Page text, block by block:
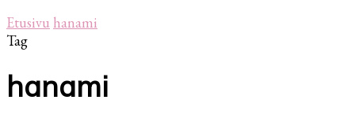
Etusivu hanami
Tag
hanami